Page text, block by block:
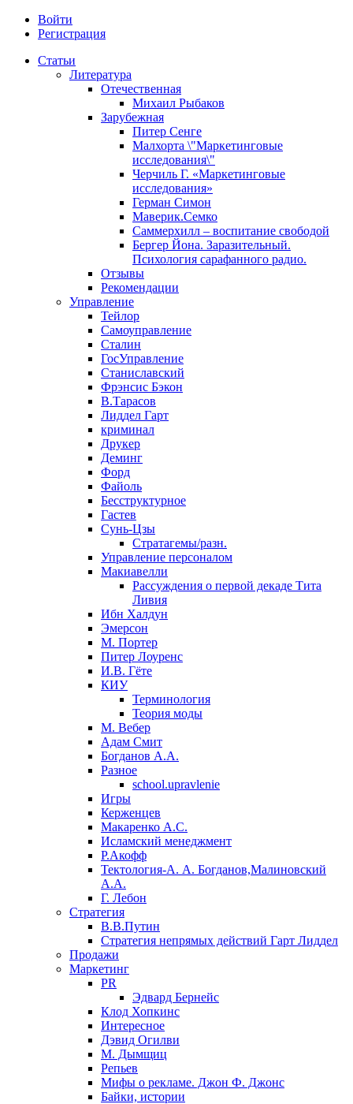
Войти
Регистрация
Статьи
Литература
Отечественная
Михаил Рыбаков
Зарубежная
Питер Сенге
Малхорта \"Маркетинговые
исследования\"
Черчиль Г. «Маркетинговые
исследования»
Герман Симон
Маверик.Семко
Саммерхилл – воспитание свободой
Бергер Йона. Заразительный.
Психология сарафанного радио.
Отзывы
Рекомендации
Управление
Тейлор
Самоуправление
Сталин
ГосУправление
Станиславский
Фрэнсис Бэкон
В.Тарасов
Лиддел Гарт
криминал
Друкер
Деминг
Форд
Файоль
Бесструктурное
Гастев
Сунь-Цзы
Стратагемы/разн.
Управление персоналом
Макиавелли
Рассуждения о первой декаде Тита
Ливия
Ибн Халдун
Эмерсон
М. Портер
Питер Лоуренс
И.В. Гёте
КИУ
Терминология
Теория моды
М. Вебер
Адам Смит
Богданов А.А.
Разное
school.upravlenie
Игры
Керженцев
Макаренко А.С.
Исламский менеджмент
Р.Акофф
Тектология-А. А. Богданов,Малиновский
А.А.
​Г. Лебон
Стратегия
В.В.Путин
​Стратегия непрямых действий Гарт Лиддел
Продажи
Маркетинг
PR
Эдвард Бернейс
Клод Хопкинс
Интересное
Дэвид Огилви
М. Дымщиц
Репьев
Мифы о рекламе. Джон Ф. Джонс
Байки, истории